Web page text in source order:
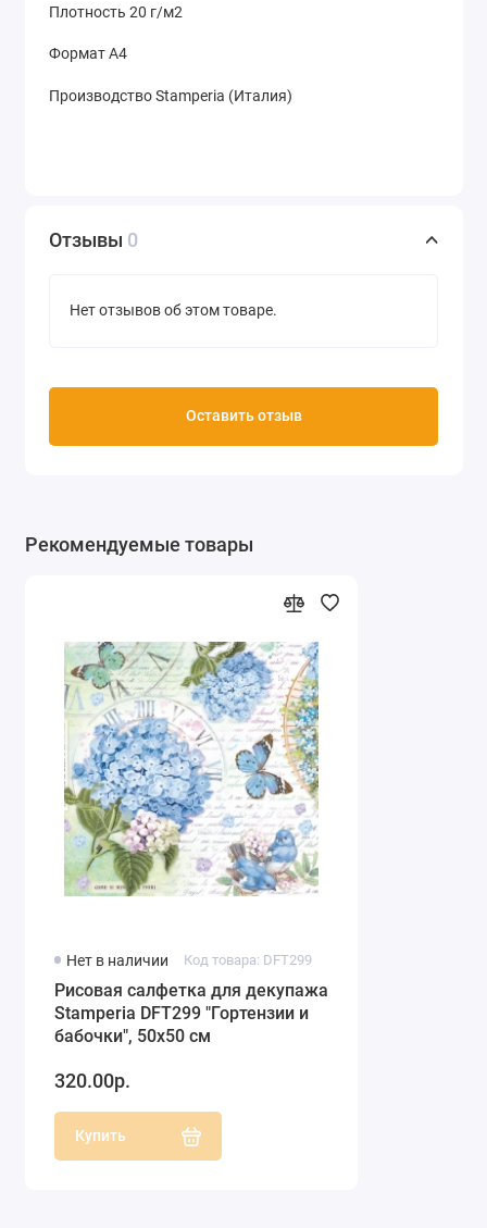
Плотность 20 г/м2
Формат А4
Производство Stamperia (Италия)
Отзывы 0
Нет отзывов об этом товаре.
Оставить отзыв
Рекомендуемые товары
Нет в наличии Код товара: DFT299
Рисовая салфетка для декупажа
Stamperia DFT299 "Гортензии и
бабочки", 50х50 см
320.00р.
Купить